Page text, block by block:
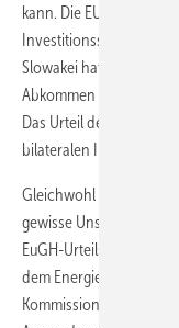
kann. Die EU-
Slowakei hat der EuGH
Abkommen nicht von
Das Urteil des EuGH
bilateralen Intra-EU-
Gleichwohl besteht
gewisse Unsicherheit,
EuGH-
dem Energiecharta-
Kommission vertritt